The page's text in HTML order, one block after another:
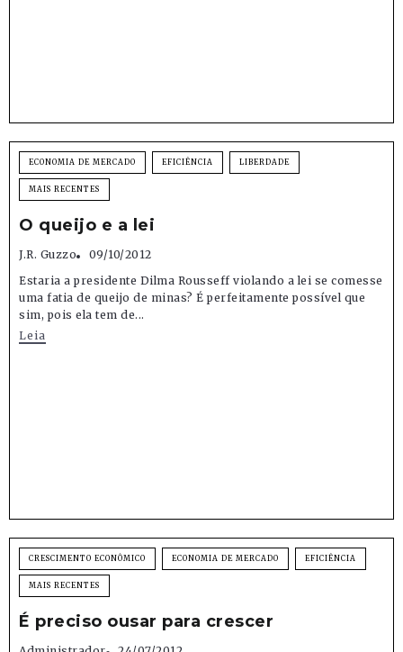
ECONOMIA DE MERCADO EFICIÊNCIA LIBERDADE
MAIS RECENTES
O queijo e a lei
J.R. Guzzo
09/10/2012
Estaria a presidente Dilma Rousseff violando a lei se comesse
uma fatia de queijo de minas? É perfeitamente possível que
sim, pois ela tem de...
Leia
CRESCIMENTO ECONÔMICO ECONOMIA DE MERCADO EFICIÊNCIA
MAIS RECENTES
É preciso ousar para crescer